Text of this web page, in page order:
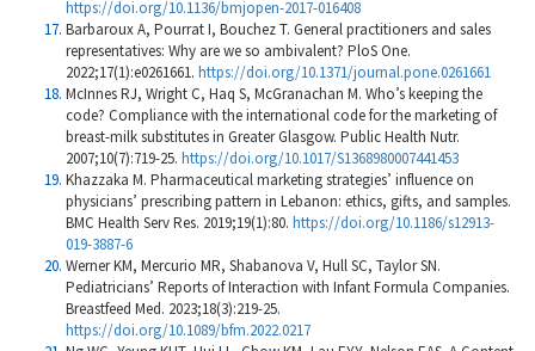
https://doi.org/10.1136/bmjopen-2017-016408
Barbaroux A, Pourrat I, Bouchez T. General practitioners and sales
representatives: Why are we so ambivalent? PloS One.
2022;17(1):e0261661. https://doi.org/10.1371/journal.pone.0261661
McInnes RJ, Wright C, Haq S, McGranachan M. Who’s keeping the
code? Compliance with the international code for the marketing of
breast-milk substitutes in Greater Glasgow. Public Health Nutr.
2007;10(7):719-25. https://doi.org/10.1017/S1368980007441453
Khazzaka M. Pharmaceutical marketing strategies’ influence on
physicians’ prescribing pattern in Lebanon: ethics, gifts, and samples.
BMC Health Serv Res. 2019;19(1):80. https://doi.org/10.1186/s12913-
019-3887-6
Werner KM, Mercurio MR, Shabanova V, Hull SC, Taylor SN.
Pediatricians’ Reports of Interaction with Infant Formula Companies.
Breastfeed Med. 2023;18(3):219-25.
https://doi.org/10.1089/bfm.2022.0217